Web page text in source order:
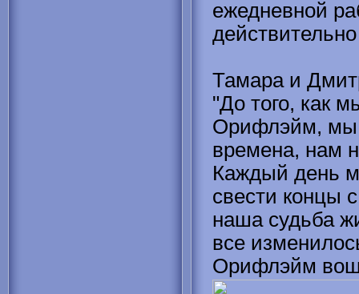
ежедневной
Тамара и
"До того, как
Орифлэйм, мы
времена, нам
Каждый день
свести концы
наша судьба
все
Орифлэйм